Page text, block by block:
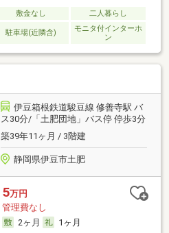
敷金なし 二人暮らし
駐車場(近隣含)
モニタ付インターホ
ン
伊豆箱根鉄道駿豆線 修善寺駅 バ
ス30分/「土肥団地」バス停 停歩3分
築39年11ヶ月 / 3階建
静岡県伊豆市土肥
5万円
管理費なし
2ヶ月
1ヶ月